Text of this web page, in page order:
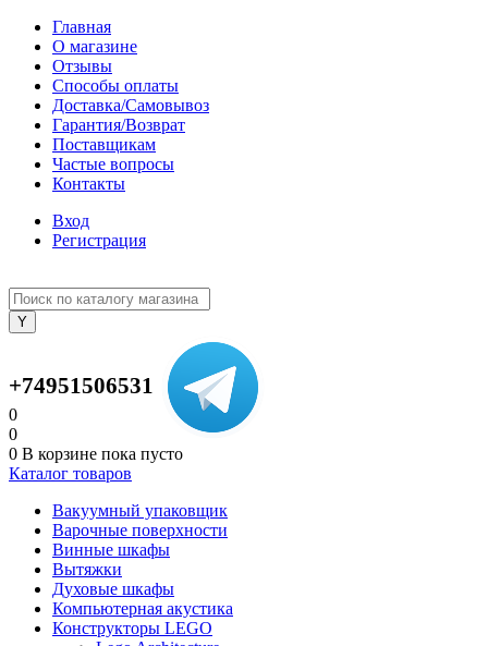
Главная
О магазине
Отзывы
Способы оплаты
Доставка/Самовывоз
Гарантия/Возврат
Поставщикам
Частые вопросы
Контакты
Вход
Регистрация
+74951506531
0
0
0 В корзине пока пусто
Каталог товаров
Вакуумный упаковщик
Варочные поверхности
Винные шкафы
Вытяжки
Духовые шкафы
Компьютерная акустика
Конструкторы LEGO